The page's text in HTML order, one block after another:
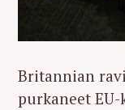
Britannian
purkaneet